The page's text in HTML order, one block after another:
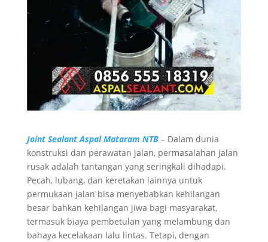
Joint Sealant Aspal Mataram NTB– Dalam dunia
konstruksi dan perawatan jalan, permasalahan jalan
rusak adalah tantangan yang seringkali dihadapi.
Pecah, lubang, dan keretakan lainnya untuk
permukaan jalan bisa menyebabkan kehilangan
besar bahkan kehilangan jiwa bagi masyarakat,
termasuk biaya pembetulan yang melambung dan
bahaya kecelakaan lalu lintas. Tetapi, dengan